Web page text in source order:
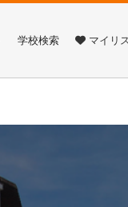
学校検索 マイリ